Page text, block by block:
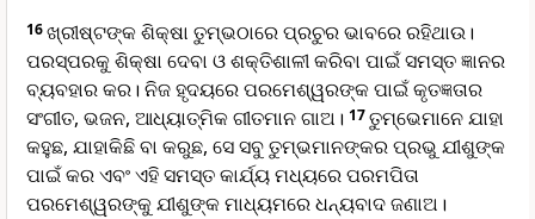
16ଖ୍ରୀଷ୍ଟଙ୍କ ଶିକ୍ଷା ତୁମ୍ଭଠାରେ ପ୍ରଚୁର ଭାବରେ ରହିଥାଉ।
ପରସ୍ପରକୁ ଶିକ୍ଷା ଦେବା ଓ ଶକ୍ତିଶାଳୀ କରିବା ପାଇଁ ସମସ୍ତ ଜ୍ଞାନର
ବ୍ୟବହାର କର। ନିଜ ହୃଦୟରେ ପରମେଶ୍ୱରଙ୍କ ପାଇଁ କୃତଜ୍ଞତାର
ସଂଗୀତ, ଭଜନ, ଆଧ୍ୟାତ୍ମିକ ଗୀତମାନ ଗାଅ। 17ତୁମ୍ଭେମାନେ ଯାହା
କହୁଛ, ଯାହାକିଛି ବା କରୁଛ, ସେ ସବୁ ତୁମ୍ଭମାନଙ୍କର ପ୍ରଭୁ ଯୀଶୁଙ୍କ
ପାଇଁ କର ଏବଂ ଏହି ସମସ୍ତ କାର୍ଯ୍ୟ ମଧ୍ୟରେ ପରମପିତା
ପରମେଶ୍ୱରଙ୍କୁ ଯୀଶୁଙ୍କ ମାଧ୍ୟମରେ ଧନ୍ୟବାଦ ଜଣାଅ।